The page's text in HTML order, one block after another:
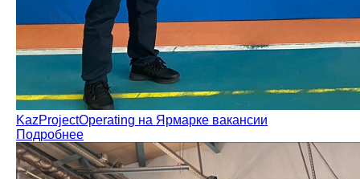
KazProjectOperating на Ярмарке вакансии
Подробнее